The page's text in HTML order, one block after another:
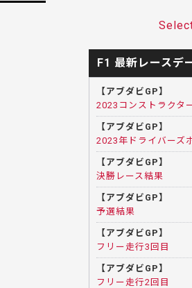
F1 最新レースデ
【アブダビGP】
2023コンストラクタ
【アブダビGP】
2023年ドライバーズ
【アブダビGP】
決勝レース結果
【アブダビGP】
予選結果
【アブダビGP】
フリー走行3回目
【アブダビGP】
フリー走行2回目